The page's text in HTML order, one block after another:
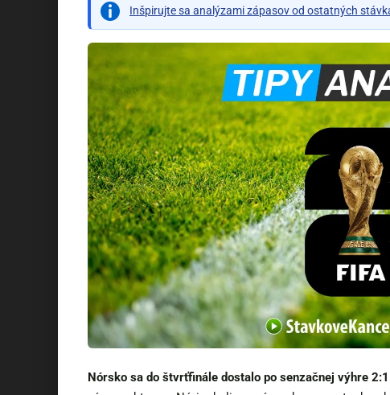
Inšpirujte sa analýzami zápasov od ostatných
Nórsko sa do štvrťfinále dostalo po senzačnej výhre